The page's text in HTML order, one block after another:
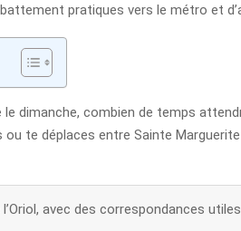
pratiques vers le métro et
dimanche, combien de temps
te déplaces entre Sainte Marguerite
avec des correspondances